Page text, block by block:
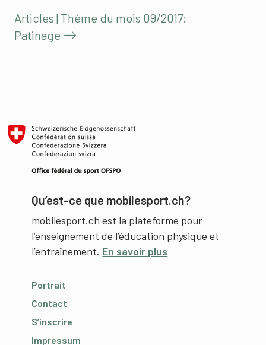
Articles | Thème du mois 09/2017:
Patinage
Qu’est-ce que mobilesport.ch?
mobilesport.ch est la plateforme pour
l’enseignement de l’éducation physique et
l’entraînement. En savoir plus
Portrait
Contact
S’inscrire
Impressum